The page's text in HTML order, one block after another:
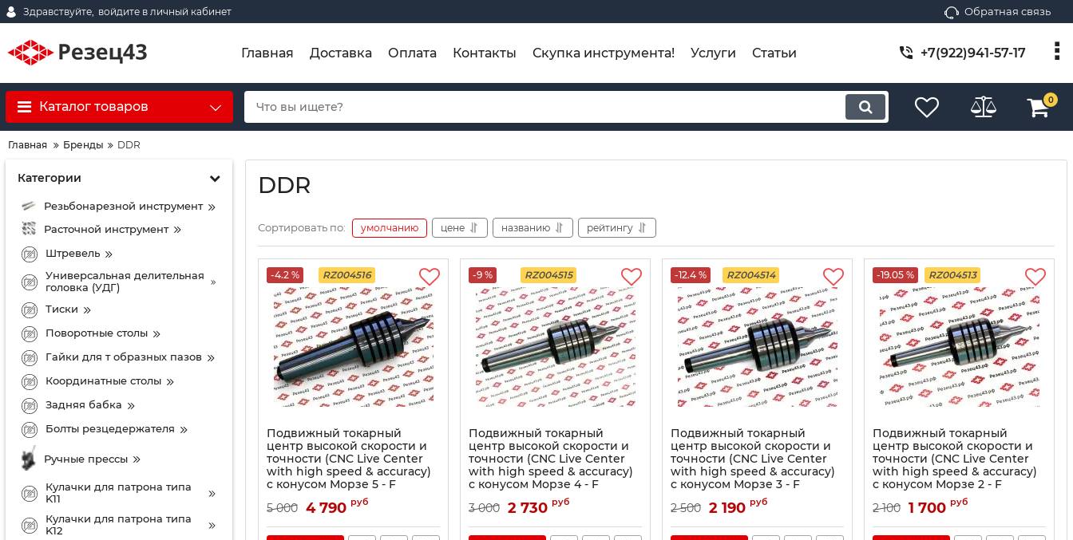
Здравствуйте, войдите в личный кабинет Обратная связь
Главная Доставка Оплата Контакты Скупка инструмента! Услуги Статьи +7(922)941-57-17
Каталог товаров 0
Главная Бренды DDR
Категории
Резьбонарезной инструмент
Расточной инструмент
Штревель
Универсальная делительная
головка (УДГ)
Тиски
Поворотные столы
Гайки для т образных пазов
Координатные столы
Задняя бабка
Болты резцедержателя
Ручные прессы
Кулачки для патрона типа
K11
Кулачки для патрона типа
K12
DDR
Сортировать по: умолчанию цене названию рейтингу
-4.2 % RZ004516
Подвижный токарный
центр высокой скорости и
точности (CNC Live Center
with high speed & accuracy)
с конусом Морзе 5 - F
5 000 4 790 руб
-9 % RZ004515
Подвижный токарный
центр высокой скорости и
точности (CNC Live Center
with high speed & accuracy)
с конусом Морзе 4 - F
3 000 2 730 руб
-12.4 % RZ004514
Подвижный токарный
центр высокой скорости и
точности (CNC Live Center
with high speed & accuracy)
с конусом Морзе 3 - F
2 500 2 190 руб
-19.05 % RZ004513
Подвижный токарный
центр высокой скорости и
точности (CNC Live Center
with high speed & accuracy)
с конусом Морзе 2 - F
2 100 1 700 руб